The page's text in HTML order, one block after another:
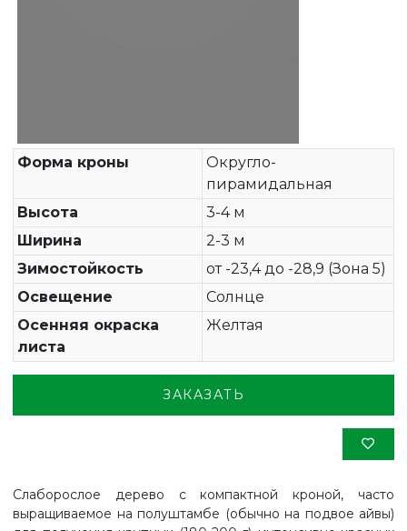
Форма кроны
Округло-
пирамидальная
Высота
3-4 м
Ширина
2-3 м
Зимостойкость
от -23,4 до -28,9 (Зона 5)
Освещение
Солнце
Осенняя окраска
листа
Желтая
ЗАКАЗАТЬ
Слаборослое дерево с компактной кроной, часто
выращиваемое на полуштамбе (обычно на подвое айвы)